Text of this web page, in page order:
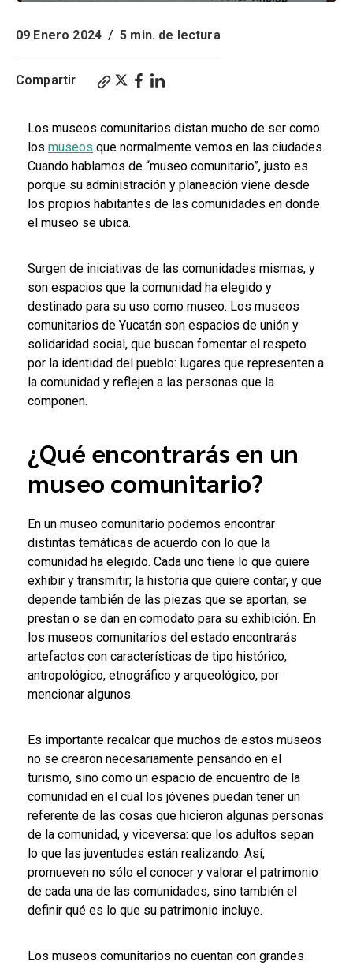
09 Enero 2024 / 5 min. de lectura
Compartir
Los museos comunitarios distan mucho de ser como
los museos que normalmente vemos en las ciudades.
Cuando hablamos de “museo comunitario”, justo es
porque su administración y planeación viene desde
los propios habitantes de las comunidades en donde
el museo se ubica.
Surgen de iniciativas de las comunidades mismas, y
son espacios que la comunidad ha elegido y
destinado para su uso como museo. Los museos
comunitarios de Yucatán son espacios de unión y
solidaridad social, que buscan fomentar el respeto
por la identidad del pueblo: lugares que representen a
la comunidad y reflejen a las personas que la
componen.
¿Qué encontrarás en un
museo comunitario?
En un museo comunitario podemos encontrar
distintas temáticas de acuerdo con lo que la
comunidad ha elegido. Cada uno tiene lo que quiere
exhibir y transmitir; la historia que quiere contar, y que
depende también de las piezas que se aportan, se
prestan o se dan en comodato para su exhibición. En
los museos comunitarios del estado encontrarás
artefactos con características de tipo histórico,
antropológico, etnográfico y arqueológico, por
mencionar algunos.
Es importante recalcar que muchos de estos museos
no se crearon necesariamente pensando en el
turismo, sino como un espacio de encuentro de la
comunidad en el cual los jóvenes puedan tener un
referente de las cosas que hicieron algunas personas
de la comunidad, y viceversa: que los adultos sepan
lo que las juventudes están realizando. Así,
promueven no sólo el conocer y valorar el patrimonio
de cada una de las comunidades, sino también el
definir qué es lo que su patrimonio incluye.
Los museos comunitarios no cuentan con grandes